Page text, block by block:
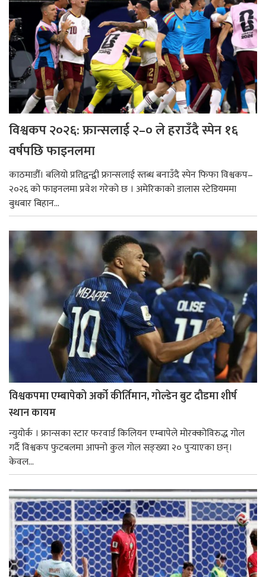
विश्वकप २०२६: फ्रान्सलाई २–० ले हराउँदै स्पेन १६
वर्षपछि फाइनलमा
काठमाडौँ। बलियो प्रतिद्वन्द्वी फ्रान्सलाई स्तब्ध बनाउँदै स्पेन फिफा विश्वकप–
२०२६ को फाइनलमा प्रवेश गरेको छ । अमेरिकाको डालास स्टेडियममा
बुधबार बिहान...
विश्वकपमा एम्बापेको अर्को कीर्तिमान, गोल्डेन बुट दौडमा शीर्ष
स्थान कायम
न्युयोर्क । फ्रान्सका स्टार फरवार्ड किलियन एम्बापेले मोरक्कोविरुद्ध गोल
गर्दै विश्वकप फुटबलमा आफ्नो कुल गोल सङ्ख्या २० पुर्‍याएका छन्।
केवल...